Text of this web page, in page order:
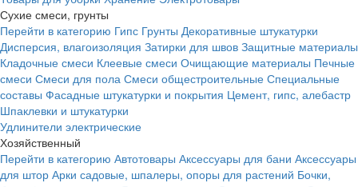
Сухие смеси, грунты
Перейти в категорию Гипс Грунты Декоративные штукатурки
Дисперсия, влагоизоляция Затирки для швов Защитные материалы
Кладочные смеси Клеевые смеси Очищающие материалы Печные
смеси Смеси для пола Смеси общестроительные Специальные
составы Фасадные штукатурки и покрытия Цемент, гипс, алебастр
Шпаклевки и штукатурки
Удлинители электрические
Хозяйственный
Перейти в категорию Автотовары Аксессуары для бани Аксессуары
для штор Арки садовые, шпалеры, опоры для растений Бочки,